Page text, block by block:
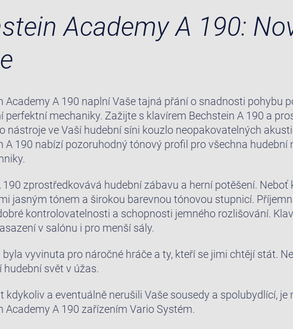
Academy A 190:
Academy A 190 naplní Vaše tajná přání o snadnosti pohybu
perfektní mechaniky. Zažijte s klavírem Bechstein A 190 a
nástroje ve Vaší hudební síni kouzlo neopakovatelných
A 190 nabízí pozoruhodný tónový profil pro všechna hudební
190 zprostředkovává hudební zábavu a herní potěšení. Neboť
jasným tónem a širokou barevnou tónovou stupnicí.
kontrolovatelnosti a schopnosti jemného rozlišování.
v salónu i pro menší sály.
vyvinuta pro náročné hráče a ty, kteří se jimi chtějí stát.
hudební svět v úžas.
kdykoliv a eventuálně nerušili Vaše sousedy a spolubydlící,
Academy A 190 zařízením Vario Systém.